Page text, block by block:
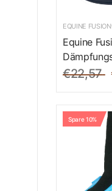
EQUINE
Equine
€22,57
Spare 10%